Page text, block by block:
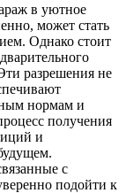
в уютное
может стать
Однако стоит
разрешения не
нормам и
получения
и
с
подойти к